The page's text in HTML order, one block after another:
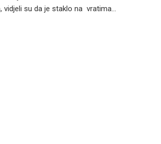
vidjeli su da je staklo na vratima...